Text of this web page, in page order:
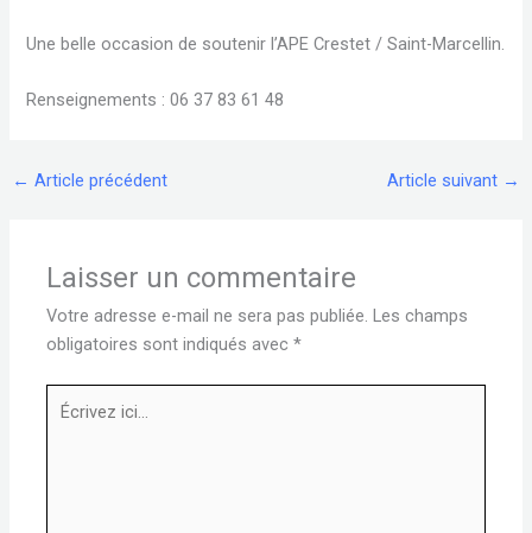
Une belle occasion de soutenir l’APE Crestet / Saint-Marcellin.
Renseignements : 06 37 83 61 48
← Article précédent Article suivant →
Laisser un commentaire
Votre adresse e-mail ne sera pas publiée. Les champs
obligatoires sont indiqués avec*
Écrivez